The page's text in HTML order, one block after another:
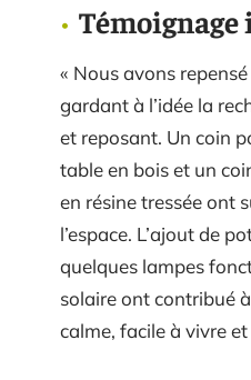
« Nous avons
gardant à l’idée la
et reposant. Un coin
table en bois et un
en résine tressée ont
l’espace. L’ajout de
quelques lampes
solaire ont contribué
calme, facile à vivre